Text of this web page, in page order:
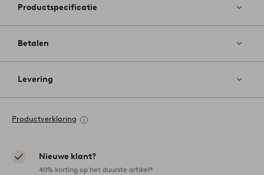
Productspecificatie
Betalen
Levering
Productverklaring
Nieuwe klant?
40% korting op het duurste artikel*